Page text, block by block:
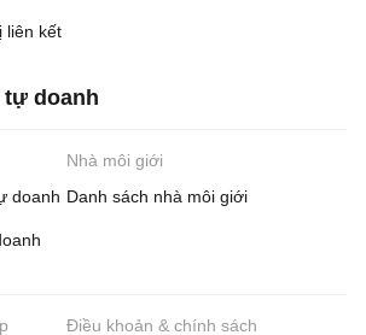
liên kết
doanh
doanh
Nhà môi giới
Danh sách nhà môi giới
Điều khoản & chính sách